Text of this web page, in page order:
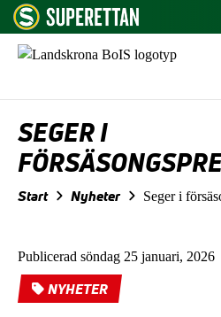
SEGER I
Start Nyheter Seger i
Publicerad söndag 25 januari, 2026
NYHETER